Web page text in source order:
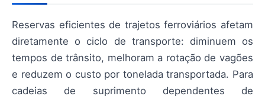
Reservas eficientes de trajetos ferroviários afetam
diretamente o ciclo de transporte: diminuem os
tempos de trânsito, melhoram a rotação de vagões
e reduzem o custo por tonelada transportada. Para
cadeias de suprimento dependentes de